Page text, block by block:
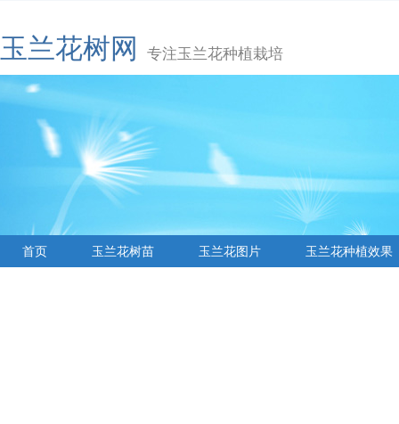
玉兰花树网 专注玉兰花种植栽培
首页 玉兰花树苗 玉兰花图片 玉兰花种植效果